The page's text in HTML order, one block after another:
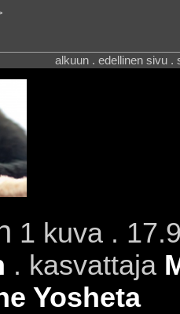
alkuun . edellinen sivu .
1 kuva .
. kasvattaja
Yosheta